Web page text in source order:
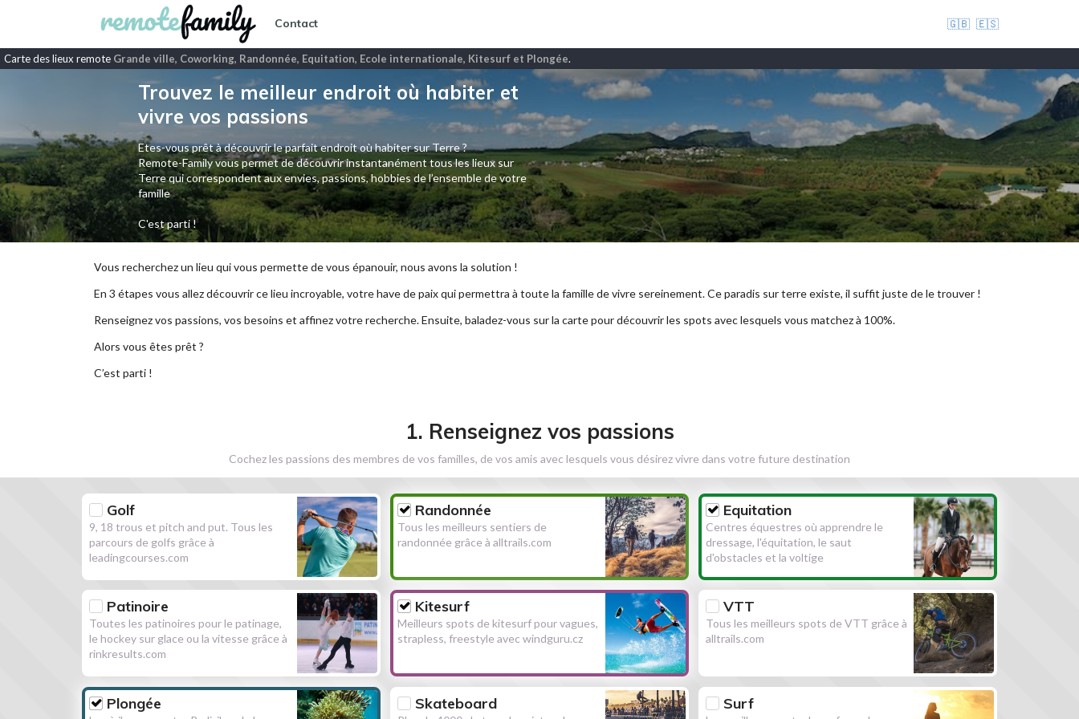
Contact 🇬🇧 🇪🇸
Carte des lieux remote Grande ville, Coworking, Randonnée, Equitation, Ecole internationale, Kitesurf et Plongée.
Trouvez le meilleur endroit où habiter et
vivre vos passions
Etes-vous prêt à découvrir le parfait endroit où habiter sur Terre ?
Remote-Family vous permet de découvrir instantanément tous les lieux sur
Terre qui correspondent aux envies, passions, hobbies de l’ensemble de votre
famille
C'est parti !
Vous recherchez un lieu qui vous permette de vous épanouir, nous avons la solution !
En 3 étapes vous allez découvrir ce lieu incroyable, votre have de paix qui permettra à toute la famille de vivre sereinement. Ce paradis sur terre existe, il suffit juste de le trouver !
Renseignez vos passions, vos besoins et affinez votre recherche. Ensuite, baladez-vous sur la carte pour découvrir les spots avec lesquels vous matchez à 100%.
Alors vous êtes prêt ?
C’est parti !
1. Renseignez vos passions
Cochez les passions des membres de vos familles, de vos amis avec lesquels vous désirez vivre dans votre future destination
Golf
9, 18 trous et pitch and put. Tous les
parcours de golfs grâce à
leadingcourses.com
Randonnée
Tous les meilleurs sentiers de
randonnée grâce à alltrails.com
Equitation
Centres équestres où apprendre le
dressage, l'équitation, le saut
d'obstacles et la voltige
Patinoire
Toutes les patinoires pour le patinage,
le hockey sur glace ou la vitesse grâce à
rinkresults.com
Kitesurf
Meilleurs spots de kitesurf pour vagues,
strapless, freestyle avec windguru.cz
VTT
Tous les meilleurs spots de VTT grâce à
alltrails.com
Plongée Skateboard Surf